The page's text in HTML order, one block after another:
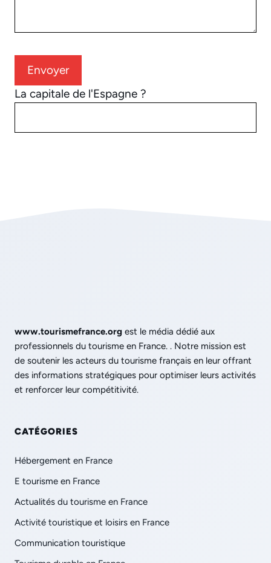
La capitale de l'Espagne ?
www.tourismefrance.org est le média dédié aux
professionnels du tourisme en France. . Notre mission est
de soutenir les acteurs du tourisme français en leur offrant
des informations stratégiques pour optimiser leurs activités
et renforcer leur compétitivité.
CATÉGORIES
Hébergement en France
E tourisme en France
Actualités du tourisme en France
Activité touristique et loisirs en France
Communication touristique